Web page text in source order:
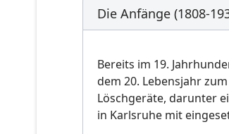
Die Anfänge (1808-
Bereits im 19.
dem 20. Lebensjahr
Löschgeräte, darunter
in Karlsruhe mit